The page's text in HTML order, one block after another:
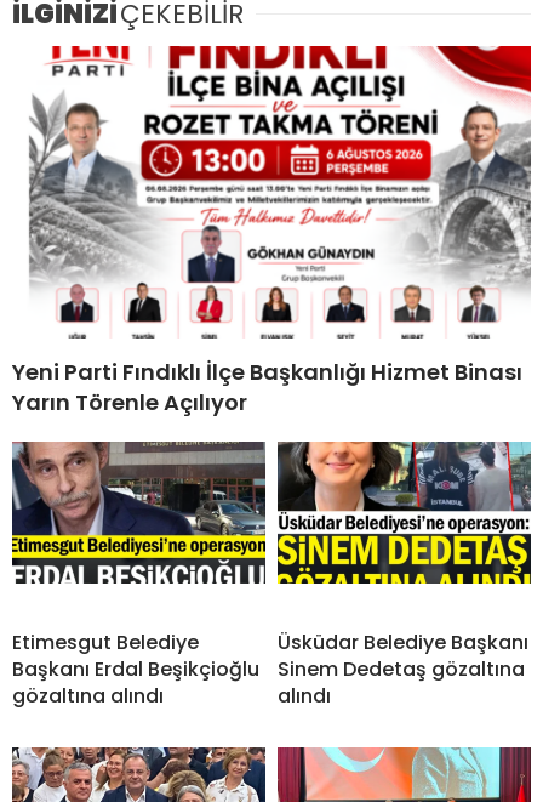
İLGİNİZİÇEKEBİLİR
Yeni Parti Fındıklı İlçe Başkanlığı Hizmet Binası
Yarın Törenle Açılıyor
Etimesgut Belediye
Başkanı Erdal Beşikçioğlu
gözaltına alındı
Üsküdar Belediye Başkanı
Sinem Dedetaş gözaltına
alındı